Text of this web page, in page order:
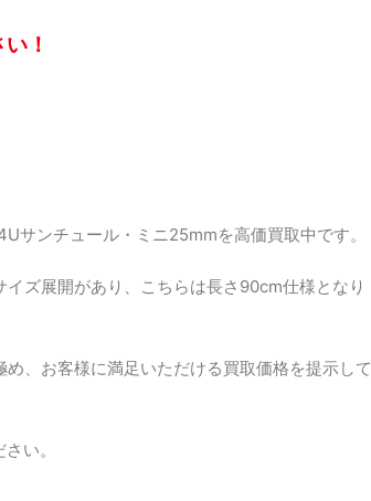
！
サンチュール・ミニ25mmを高価買取中です。
ズ展開があり、こちらは長さ90cm仕様となり
、お客様に満足いただける買取価格を提示して
い。